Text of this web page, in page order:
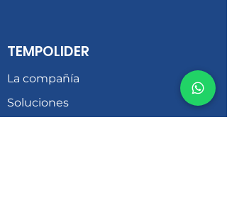
TEMPOLIDER
La compañía
Soluciones